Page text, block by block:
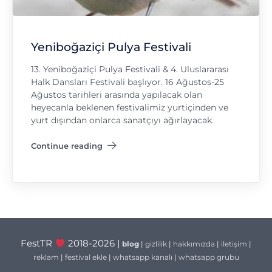
Yeniboğaziçi Pulya Festivali
13.⁠ ⁠Yeniboğaziçi Pulya Festivali & 4. Uluslararası
Halk Dansları Festivali başlıyor. 16 Ağustos-25
Ağustos tarihleri arasında yapılacak olan
heyecanla beklenen festivalimiz yurtiçinden ve
yurt dışından onlarca sanatçıyı ağırlayacak.
Continue reading
"Yeniboğaziçi Pulya Festivali"
FestTR 2018-2026 | blog| gizlilik| hakkımızda | iletişim |
reklam | festival ekle| whatsapp kanalı | whatsapp grubu